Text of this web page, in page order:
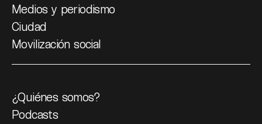
Medios y periodismo
Ciudad
Movilización social
¿Quiénes somos?
Podcasts